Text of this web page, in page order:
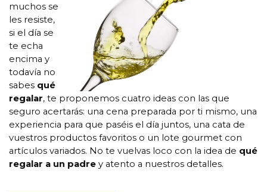
muchos se
les resiste,
si el día se
te echa
encima y
todavía no
sabes qué
regalar, te proponemos cuatro ideas con las que
seguro acertarás: una cena preparada por ti mismo, una
experiencia para que paséis el día juntos, una cata de
vuestros productos favoritos o un lote gourmet con
artículos variados. No te vuelvas loco con la idea de qué
regalar a un padre y atento a nuestros detalles.